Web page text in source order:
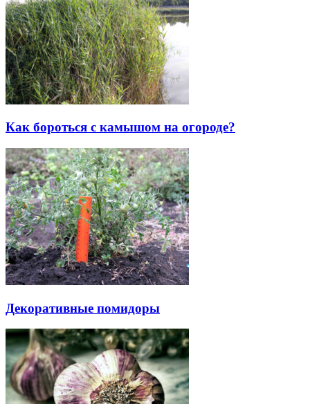
Как бороться с камышом на огороде?
Декоративные помидоры